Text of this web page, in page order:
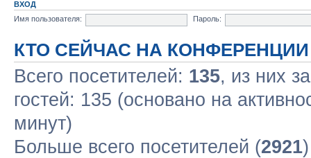
ВХОД
Имя пользователя:
Пароль:
КТО СЕЙЧАС НА КОНФЕРЕНЦИИ
Всего посетителей: 135, из них
гостей: 135 (основано на
минут)
Больше всего посетителей (2921